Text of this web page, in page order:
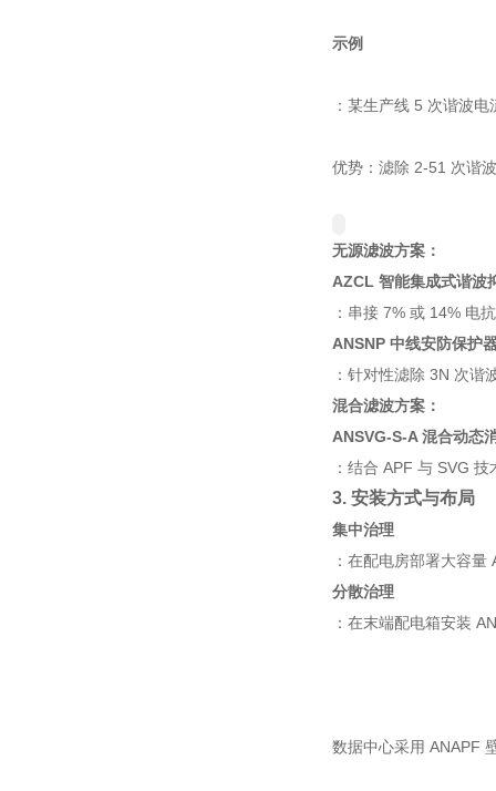
示例
：某生产线 5 次谐波
优势：滤除 2-51 次谐
无源滤波方案：
AZCL 智能集成式谐波
：串接 7% 或 14% 电
ANSNP 中线安防保护
：针对性滤除 3N 次
混合滤波方案：
ANSVG-S-A 混合动态
：结合 APF 与 SVG
3. 安装方式与布局
集中治理
：在配电房部署大容
分散治理
：在末端配电箱安装
数据中心采用 ANAPF